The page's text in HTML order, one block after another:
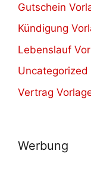
Gutschein
Kündigung
Lebenslauf
Uncategorized
Vertrag
Werbung